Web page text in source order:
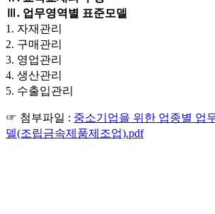
Ⅲ. 업무영역별 표준모델
1. 자재관리
2. 구매관리
3. 영업관리
4. 생산관리
5. 수출입관리
☞ 첨부파일 : 중소기업을 위한 업종별 업
델(조립금속제품제조업).pdf